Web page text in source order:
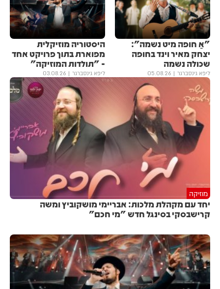
"אַ חופה מיט נשמה":
יצחק מאיר וינד בחופה
שכולה נשמה
ליפא גינסברגר 05.08.26
היסטוריה מוזיקלית
מפוארת בתוך פרויקט אחד
- "תולדות המוזיקה"
ליפא גינסברגר 03.08.26
מוזיקה
יחד עם מקהלת מלכות: אבריימי מושקוביץ ומשה
קרישבסקי בסינגל חדש "מי חכם"